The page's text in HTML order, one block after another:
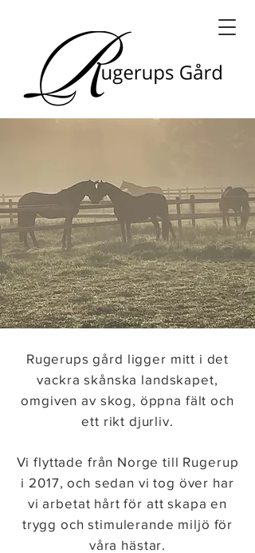
Rugerups gård ligger mitt i det
vackra skånska landskapet,
omgiven av skog, öppna fält och
ett rikt djurliv.
Vi flyttade från Norge till Rugerup
i 2017, och sedan vi tog över har
vi arbetat hårt för att skapa en
trygg och stimulerande miljö för
våra hästar.